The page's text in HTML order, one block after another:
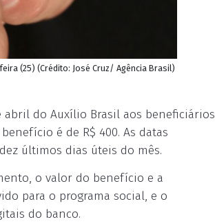
(25) (Crédito: José Cruz/ Agência Brasil)
abril do Auxílio Brasil aos beneficiários
é de R$ 400. As datas
últimos dias úteis do mês.
o valor do benefício e a
para o programa social, e o
do banco.